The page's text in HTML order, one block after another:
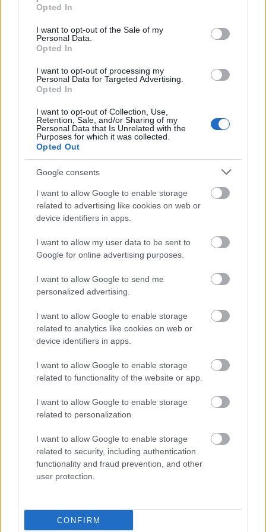
use your data for below specified purposes in below Google
consent section.
Opted In
I want to opt-out of the Sale of my
Personal Data.
Opted In
I want to opt-out of processing my
Personal Data for Targeted Advertising.
Opted In
I want to opt-out of Collection, Use,
Retention, Sale, and/or Sharing of my
Personal Data that Is Unrelated with the
Purposes for which it was collected.
Opted Out
Google consents
I want to allow Google to enable storage
related to advertising like cookies on web or
device identifiers in apps.
I want to allow my user data to be sent to
Google for online advertising purposes.
I want to allow Google to send me
personalized advertising.
I want to allow Google to enable storage
related to analytics like cookies on web or
device identifiers in apps.
I want to allow Google to enable storage
related to functionality of the website or app.
I want to allow Google to enable storage
related to personalization.
I want to allow Google to enable storage
related to security, including authentication
functionality and fraud prevention, and other
user protection.
CONFIRM
Kis magyar LEGO arcképcsarnok (6.):
börtönlakók
2012. május 24.
Magyarországon börtönbe kerülni dicsőség. Ez a
nemzet büszke a közönséges bűnözöire!
Igenis van az a helyzet, amikor kijár egy-két saller a
megélhetési celebek
2012. május 24.